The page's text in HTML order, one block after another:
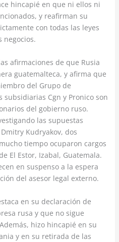
hincapié en que ni ellos ni
y reafirman su
con todas las leyes
negocios.
afirmaciones de que Rusia
guatemalteca, y afirma que
del Grupo de
subsidiarias Cgn y Pronico son
del gobierno ruso.
las supuestas
Kudryakov, dos
tiempo ocuparon cargos
El Estor, Izabal, Guatemala.
en suspenso a la espera
del asesor legal externo.
en su declaración de
rusa y que no sigue
hizo hincapié en su
y en su retirada de las